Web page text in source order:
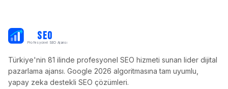
SEO
Profesyonel SEO Ajansı
Türkiye'nin 81 ilinde profesyonel SEO hizmeti sunan lider dijital
pazarlama ajansı. Google 2026 algoritmasına tam uyumlu,
yapay zeka destekli SEO çözümleri.